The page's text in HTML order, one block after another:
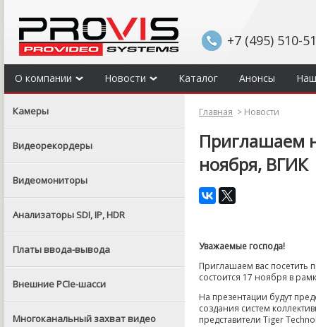
+7 (495) 510-
О компании Новости Каталог Анонсы
Камеры
Видеорекордеры
Видеомониторы
Анализаторы SDI, IP, HDR
Платы ввода-вывода
Внешние PCIe-шасси
Многоканальный захват видео
Главная > Новости
Приглашаем
ноября, ВГИК
Уважаемые господа!
Приглашаем вас посетить
состоится 17 ноября в
На презентации будут
создания систем
представители Tiger